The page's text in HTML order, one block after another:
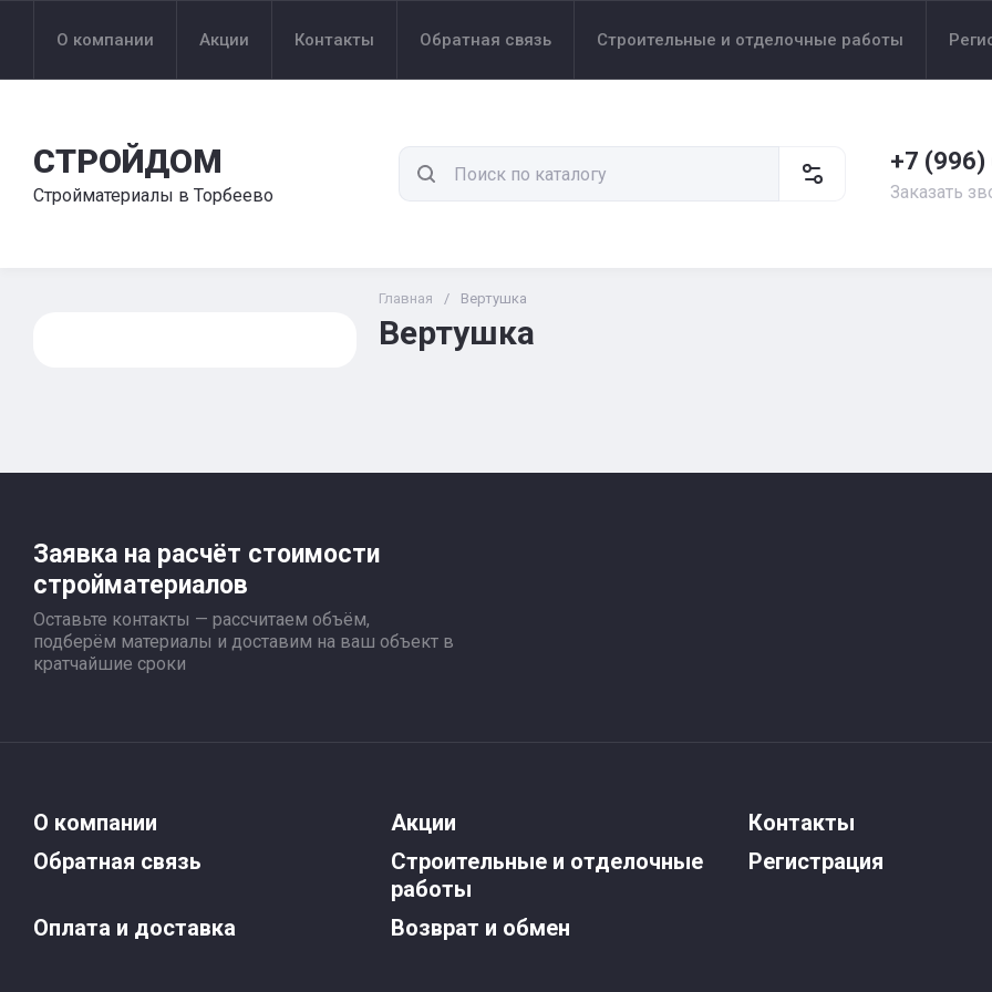
О компании Акции Контакты Обратная связь Строительные и отделочные работы
СТРОЙДОМ
Стройматериалы в Торбеево
+7 (996)
Заказать
Главная / Вертушка
Вертушка
Заявка на расчёт стоимости
стройматериалов
Оставьте контакты — рассчитаем объём,
подберём материалы и доставим на ваш объект в
кратчайшие сроки
О компании Акции
Контакты
Обратная связь
Строительные и отделочные
работы
Регистрация
Оплата и доставка Возврат и обмен